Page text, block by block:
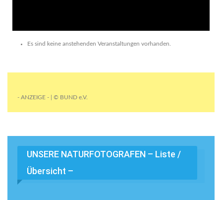
Es sind keine anstehenden Veranstaltungen vorhanden.
- ANZEIGE - | © BUND e.V.
UNSERE NATURFOTOGRAFEN – Liste /
Übersicht –